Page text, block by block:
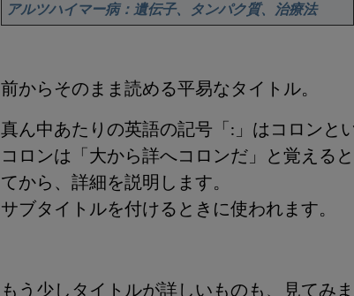
アルツハイマー病：遺伝子、タンパク質、治療法
前からそのまま読める平易なタイトル。
真ん中あたりの英語の記号「:」はコロンと
コロンは「大から詳へコロンだ」と覚える
てから、詳細を説明します。
サブタイトルを付けるときに使われます。
もう少しタイトルが詳しいものも、見てみま